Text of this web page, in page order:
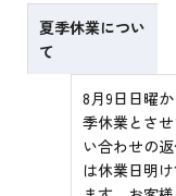
夏季休業につい
て
8月9日日曜
季休業とさ
い合わせの
は休業日明